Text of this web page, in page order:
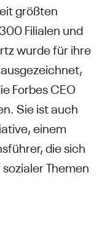
größten
Filialen und
wurde für ihre
Forbes CEO
Sie ist auch
einem
die sich
Themen